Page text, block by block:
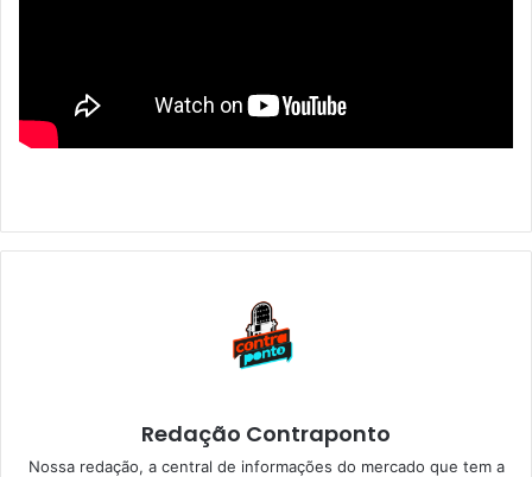
Redação Contraponto
Nossa redação, a central de informações do mercado que tem a